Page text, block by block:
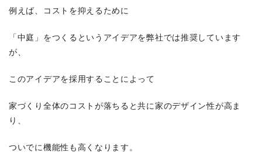
例えば、コストを抑えるために
「中庭」をつくるというアイデアを弊社では推奨しています
が、
このアイデアを採用することによって
家づくり全体のコストが落ちると共に家のデザイン性が高ま
り、
ついでに機能性も高くなります。